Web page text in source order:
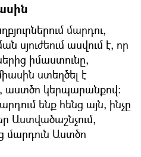
մարդու,
սյուժեում ասվում է, որ
իմաստունը,
ստեղծել է
աստծո կերպարանքով։
ենք հենց այն, ինչը
Աստվածաշնչում,
մարդուն Աստծո